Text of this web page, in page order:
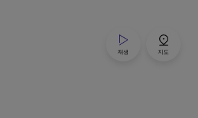
재생 지도